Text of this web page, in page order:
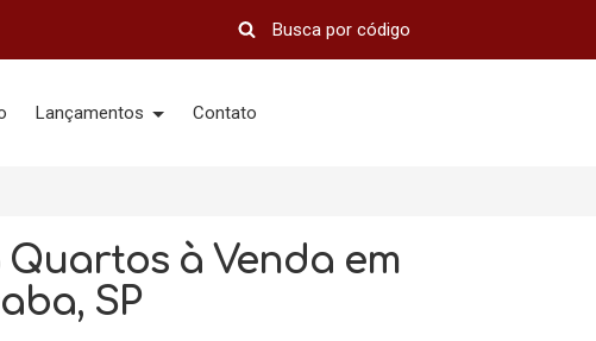
Lançamentos Contato
Quartos à Venda em
SP